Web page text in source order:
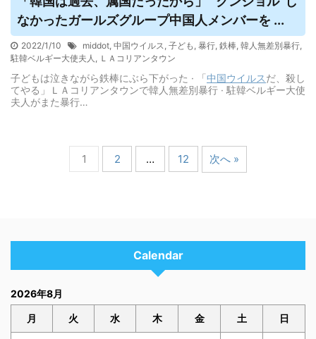
なかったガールズグループ中国人メンバーを ...
2022/1/10 middot, 中国ウイルス, 子ども , 暴行, 鉄棒, 韓人無差別暴行,
駐韓ベルギー大使夫人 , ＬＡコリアンタウン
子どもは泣きながら鉄棒にぶら下がった · 「中国ウイルスだ、殺し
てやる」ＬＡコリアンタウンで韓人無差別暴行 · 駐韓ベルギー大使
夫人がまた暴行…
1 2 … 12 次へ »
Calendar
2026年8月
月 火 水 木 金 土 日